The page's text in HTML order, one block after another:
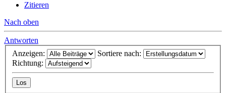
Zitieren
Nach oben
Antworten
Anzeigen:
Sortiere nach:
Richtung: